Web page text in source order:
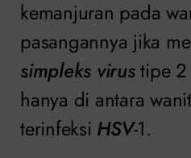
kemanjuran pada
pasangannya jika
simpleks virustipe 2
hanya di antara
terinfeksi HSV-1.